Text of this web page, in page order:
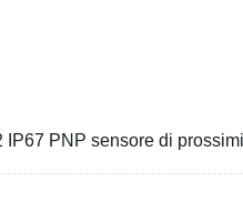
IP67 PNP sensore di